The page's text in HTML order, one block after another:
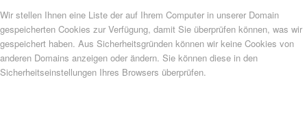
Wir stellen Ihnen eine Liste der auf Ihrem Computer in unserer Domain
gespeicherten Cookies zur Verfügung, damit Sie überprüfen können, was wir
gespeichert haben. Aus Sicherheitsgründen können wir keine Cookies von
anderen Domains anzeigen oder ändern. Sie können diese in den
Sicherheitseinstellungen Ihres Browsers überprüfen.